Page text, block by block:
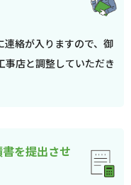
連絡が入りますので、御
事店と調整していただき
を提出させ